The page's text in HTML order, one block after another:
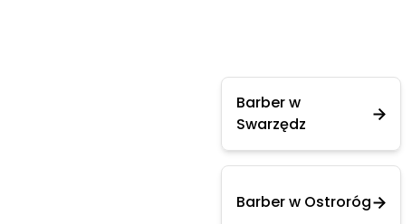
Barber w
Swarzędz
Barber w Ostroróg